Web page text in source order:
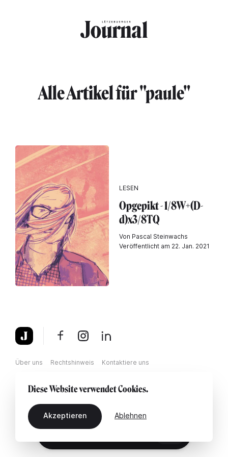
Alle Artikel für "paule"
LESEN
Opgepikt - 1/8W+(D-
d)x3/8TQ
Von Pascal Steinwachs
Veröffentlicht am 22. Jan. 2021
Über uns Rechtshinweis Kontaktiere uns
Diese Website verwendet Cookies.
Akzeptieren Ablehnen